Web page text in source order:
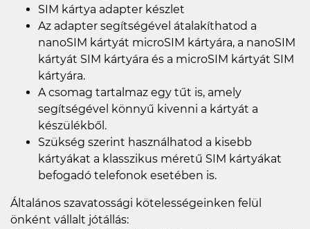
SIM kártya adapter készlet
Az adapter segítségével átalakíthatod a
nanoSIM kártyát microSIM kártyára, a nanoSIM
kártyát SIM kártyára és a microSIM kártyát SIM
kártyára.
A csomag tartalmaz egy tűt is, amely
segítségével könnyű kivenni a kártyát a
készülékből.
Szükség szerint használhatod a kisebb
kártyákat a klasszikus méretű SIM kártyákat
befogadó telefonok esetében is.
Általános szavatossági kötelességeinken felül
önként vállalt jótállás: